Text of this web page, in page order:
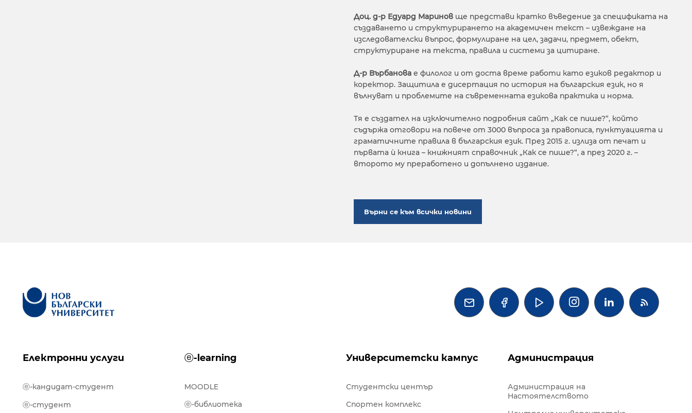
Доц. д-р Едуард Маринов ще представи кратко въведение за спецификата на
създаването и структурирането на академичен текст – извеждане на
изследователски въпрос, формулиране на цел, задачи, предмет, обект,
структуриране на текста, правила и системи за цитиране.
Д-р Върбанова е филолог и от доста време работи като езиков редактор и
коректор. Защитила е дисертация по история на българския език, но я
вълнуват и проблемите на съвременната езикова практика и норма.
Тя е създател на изключително подробния сайт „Как се пише?“, който
съдържа отговори на повече от 3000 въпроса за правописа, пунктуацията и
граматичните правила в българския език. През 2015 г. излиза от печат и
първата ѝ книга – книжният справочник „Как се пише?“, а през 2020 г. –
второто му преработено и допълнено издание.
Върни се към всички новини
   
Електронни услуги ⓔ-learning Университетски кампус Администрация
ⓔ-кандидат-студент
ⓔ-студент
MOODLE
ⓔ-библиотека
Студентски център
Спортен комплекс
Администрация на
Настоятелството